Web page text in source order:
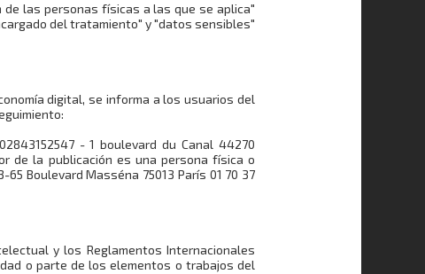
de las personas físicas a las que se aplica"
del tratamiento" y "datos sensibles"
digital, se informa a los usuarios del
- 1 boulevard du Canal 44270
de la publicación es una persona física o
Boulevard Masséna 75013 París 01 70 37
y los Reglamentos Internacionales
o parte de los elementos o trabajos del